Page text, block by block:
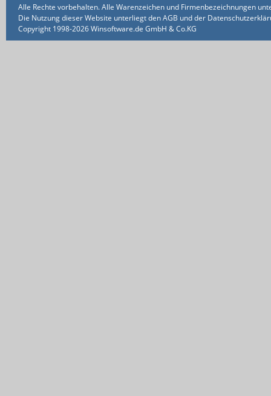
Alle Rechte vorbehalten. Alle Warenzeichen und Firmenbezeichnungen
Die Nutzung dieser Website unterliegt den AGB und der
Copyright 1998-2026 Winsoftware.de GmbH & Co.KG